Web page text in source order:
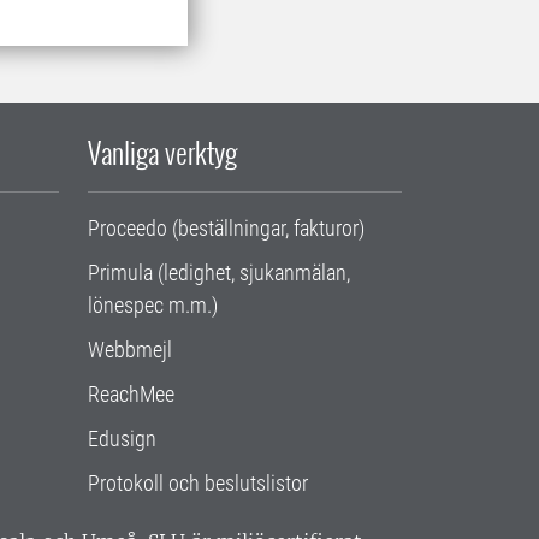
Vanliga verktyg
Proceedo (beställningar, fakturor)
Primula (ledighet, sjukanmälan,
lönespec m.m.)
Webbmejl
ReachMee
Edusign
Protokoll och beslutslistor